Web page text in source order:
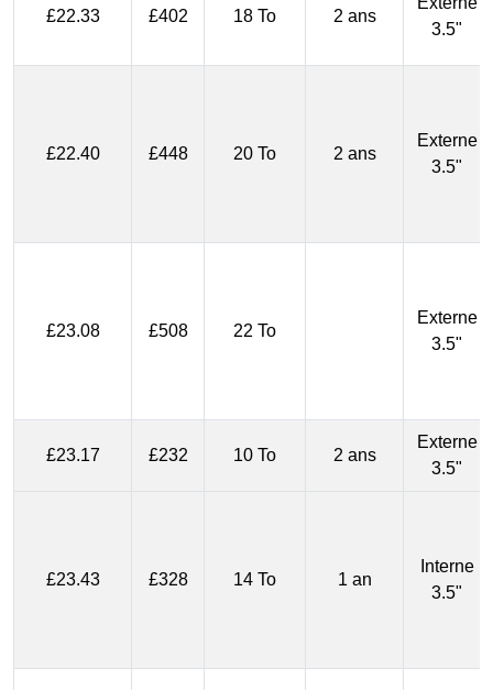
£22.33 £402 18 To 2 ans
3.5"
£22.40 £448 20 To 2 ans
Externe
3.5"
£23.08 £508 22 To
Externe
3.5"
£23.17 £232 10 To 2 ans
Externe
3.5"
£23.43 £328 14 To 1 an
Interne
3.5"